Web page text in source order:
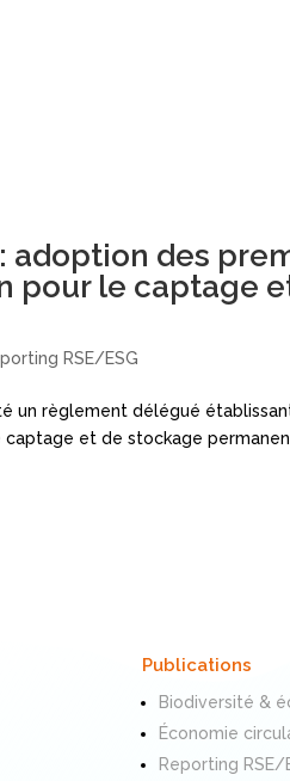
adoption des
pour le captage
RSE/ESG
un règlement délégué
et de stockage
Publications
Biodiversité &
Économie
Reporting RSE/